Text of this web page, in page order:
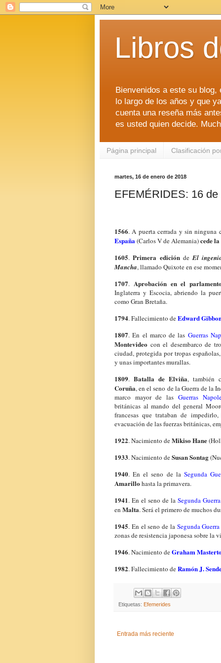
Libros
Bienvenidos a este su
lo largo de los años y que
cuenta una reseña más
es usted quien decide.
Página principal Clasificación
martes, 16 de enero de 2018
EFEMÉRIDES: 16
1566. A puerta cerrada y sin ninguna
España(Carlos V de Alemania)cede
1605.Primera edicióndeEl
Mancha, llamado Quixote en ese
1707. Aprobación en el
Inglaterra y Escocia, abriendo la
como Gran Bretaña.
1794. Fallecimiento deEdward
1807. En el marco de las Guerras
Montevideo con el desembarco de
ciudad, protegida por tropas
y unas importantes murallas.
1809. Batalla de Elviña, también
Coruña, en el seno de la Guerra de la
marco mayor de las Guerras
británicas al mando del general
francesas que trataban de
evacuación de las fuerzas británicas,
1922. Nacimiento deMikiso Hane
1933. Nacimiento deSusan Sontag
1940. En el seno de la Segunda
Amarillo hasta la primavera.
1941. En el seno de la Segunda
en Malta. Será el primero de muchos
1945. En el seno de la Segunda
zonas de resistencia japonesa sobre la
1946. Nacimiento deGraham
1982. Fallecimiento deRamón J.
Etiquetas: Efemerides
Entrada más reciente